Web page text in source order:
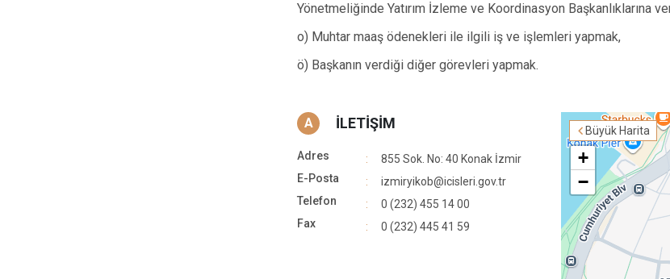
Yönetmeliğinde Yatırım İzleme ve Koordinasyon Başkanlıklarına
o) Muhtar maaş ödenekleri ile ilgili iş ve işlemleri yapmak,
ö) Başkanın verdiği diğer görevleri yapmak.
Büyük Harita
+
−
A İLETİŞİM
Adres
855 Sok. No: 40 Konak İzmir
E-Posta
izmiryikob@icisleri.gov.tr
Telefon
0 (232) 455 14 00
Fax
0 (232) 445 41 59